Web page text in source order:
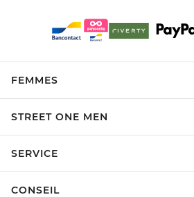
FEMMES
STREET ONE MEN
SERVICE
CONSEIL